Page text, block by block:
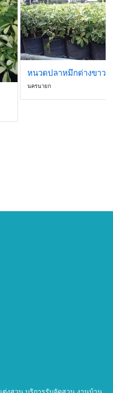
หนวดปลาหมึกด่างขาว
นครนายก